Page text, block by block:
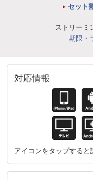
セット
ストリーミ
期限・
対応情報
アイコンをタップすると